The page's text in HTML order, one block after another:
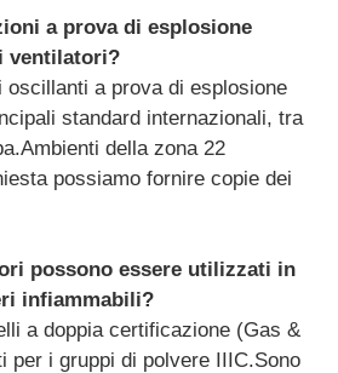
a prova di esplosione
ventilatori?
a prova di esplosione
standard internazionali, tra
della zona 22
possiamo fornire copie dei
possono essere utilizzati in
infiammabili?
a doppia certificazione (Gas &
per i gruppi di polvere IIIC.Sono